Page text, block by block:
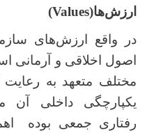
ارزش‌ها(
Values
)
در واقع ارزش‌های
اصول اخلاقی و آرمانی
مختلف متعهد به
یکپارچگی داخلی آن
رفتاری جمعی بوده